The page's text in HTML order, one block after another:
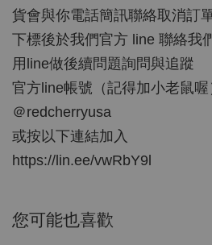
貨會與你電話簡訊聯絡取消訂
下標後於我們官方 line 聯絡我
用line做後續問題詢問與追蹤
官方line帳號（記得加小老鼠喔
＠redcherryusa
或按以下連結加入
https://lin.ee/vwRbY9l
您可能也喜歡